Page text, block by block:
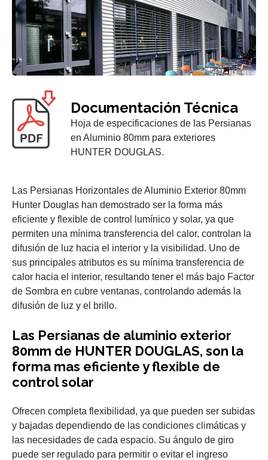
Documentación Técnica
Hoja de especificaciones de las Persianas
en Aluminio 80mm para exteriores
HUNTER DOUGLAS.
Las Persianas Horizontales de Aluminio Exterior 80mm
Hunter Douglas han demostrado ser la forma más
eficiente y flexible de control lumínico y solar, ya que
permiten una mínima transferencia del calor, controlan la
difusión de luz hacia el interior y la visibilidad. Uno de
sus principales atributos es su mínima transferencia de
calor hacia el interior, resultando tener el más bajo Factor
de Sombra en cubre ventanas, controlando además la
difusión de luz y el brillo.
Las Persianas de aluminio exterior
80mm de HUNTER DOUGLAS, son la
forma mas eficiente y flexible de
control solar
Ofrecen completa flexibilidad, ya que pueden ser subidas
y bajadas dependiendo de las condiciones climáticas y
las necesidades de cada espacio. Su ángulo de giro
puede ser regulado para permitir o evitar el ingreso